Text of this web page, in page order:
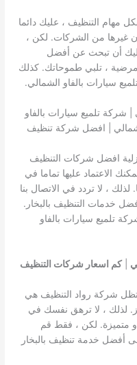
مهام التنظيف ، عليك دائما
غيرها من الشركات. لكن ،
أن تبحث عن أفضل
، تلبي طموحاتك. كذلك
سيارات بالفاو الشمالي.
تلميع سيارات بالفاو
| افضل شركة تنظيف
افضل شركات التنظيف
الاعتماد عليها تماما في
، لا تردد في الاتصال بنا
خدمات التنظيف بالبخار.
تلميع سيارات بالفاو
|كم اسعار شركات التنظيف
شركة رواد التنظيف هي
لذلك ، لا ترهق نفسك في
متميزة. لكن ، فقط قم
أفضل خدمة تنظيف بالبخار